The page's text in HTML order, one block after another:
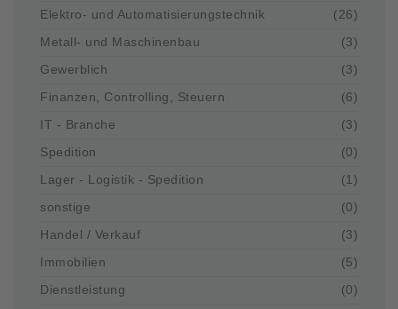
Elektro- und Automatisierungstechnik
(26)
Metall- und Maschinenbau
(3)
Gewerblich
(3)
Finanzen, Controlling, Steuern
(6)
IT - Branche
(3)
Spedition
(0)
Lager - Logistik - Spedition
(1)
sonstige
(0)
Handel / Verkauf
(3)
Immobilien
(5)
Dienstleistung
(0)